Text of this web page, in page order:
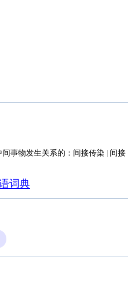
间事物发生关系的：间接传染 | 间接
词典